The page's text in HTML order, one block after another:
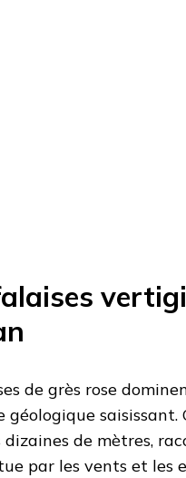
de grès rose
géologique
dizaines de mètres,
par les vents et les